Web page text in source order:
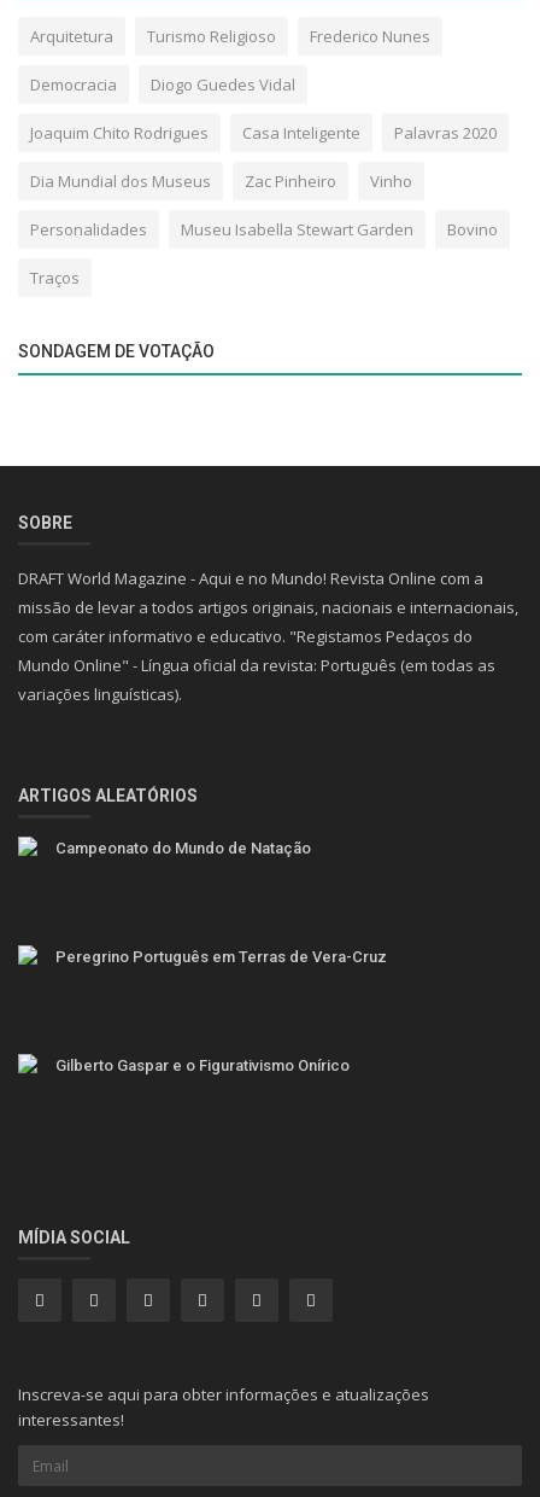
Arquitetura Turismo Religioso Frederico Nunes
Democracia Diogo Guedes Vidal
Joaquim Chito Rodrigues Casa Inteligente Palavras 2020
Dia Mundial dos Museus Zac Pinheiro Vinho
Personalidades Museu Isabella Stewart Garden Bovino
Traços
SONDAGEM DE VOTAÇÃO
SOBRE
DRAFT World Magazine - Aqui e no Mundo! Revista Online com a
missão de levar a todos artigos originais, nacionais e internacionais,
com caráter informativo e educativo. "Registamos Pedaços do
Mundo Online" - Língua oficial da revista: Português (em todas as
variações linguísticas).
ARTIGOS ALEATÓRIOS
Campeonato do Mundo de Natação
Peregrino Português em Terras de Vera-Cruz
Gilberto Gaspar e o Figurativismo Onírico
MÍDIA SOCIAL
Inscreva-se aqui para obter informações e atualizações
interessantes!